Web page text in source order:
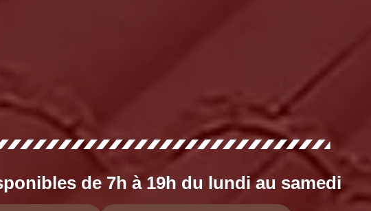
de 7h à 19h du lundi au samedi